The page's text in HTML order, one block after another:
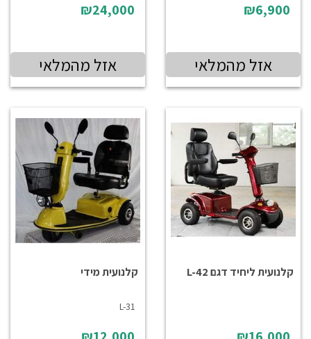
₪6,900
אזל מהמלאי
₪24,000
אזל מהמלאי
קלנועית ליחיד דגם L-42 קלנועית מידי
L-31